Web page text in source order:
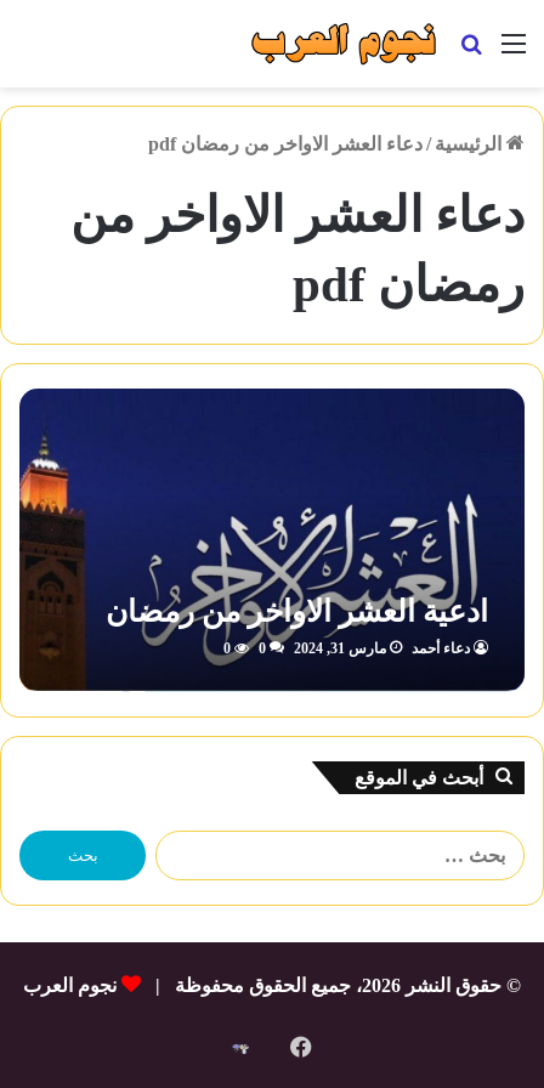
القائمة بحث
الرئيسية /دعاء العشر الاواخر من رمضان pdf
دعاء العشر الاواخر من
رمضان pdf
ادعية العشر الاواخر من رمضان
دعاء أحمد مارس 31, 2024 0
0
أبحث في الموقع
البحث
عن:
© حقوق النشر 2026، جميع الحقوق محفوظة | نجوم العرب
فيسبوك